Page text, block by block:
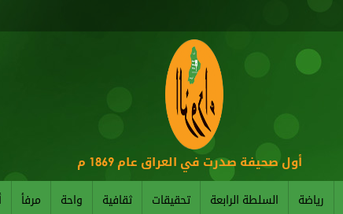
أول صحيفة صدرت في العراق عام 1869 م
رياضة السلطة الرابعة تحقيقات ثقافية واحة مرفأ